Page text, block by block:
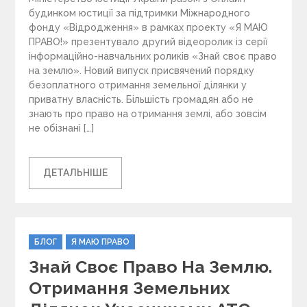
будинком юстиції за підтримки Міжнародного
фонду «Відродження» в рамках проекту «Я МАЮ
ПРАВО!» презентувало другий відеоролик із серії
інформаційно-навчальних роликів «Знай своє право
на землю». Новий випуск присвячений порядку
безоплатного отримання земельної ділянки у
приватну власність. Більшість громадян або не
знають про право на отримання землі, або зовсім
не обізнані […]
ДЕТАЛЬНІШЕ
C
a
t
e
g
БЛОГ Я МАЮ ПРАВО
Знай Своє Право На Землю.
Отримання Земельних